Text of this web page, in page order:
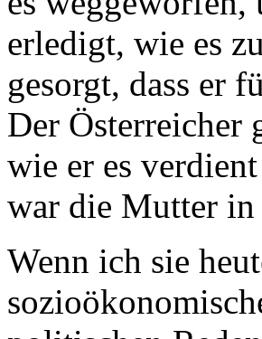
erledigt, wie es
gesorgt, dass er
Der Österreicher
wie er es
war die Mutter in
Wenn ich sie